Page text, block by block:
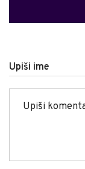
Upiši ime